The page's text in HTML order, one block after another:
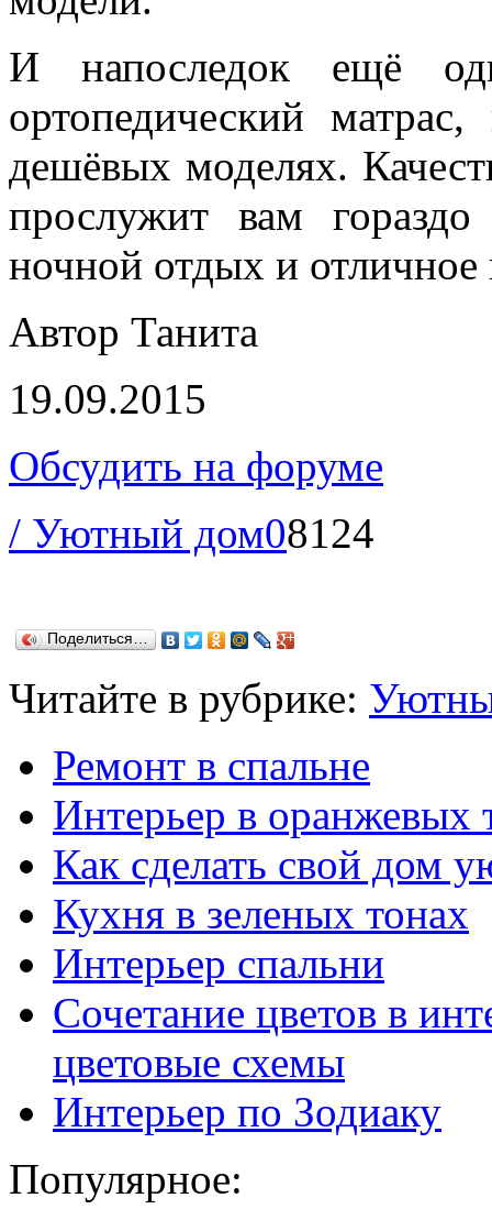
И напоследок ещё
ортопедический
дешёвых моделях.
прослужит вам
ночной отдых и отличное
Автор Танита
19.09.2015
Обсудить на форуме
/ Уютный дом08124
Поделиться…
Читайте в рубрике:
Ремонт в спальне
Интерьер в оранжевых
Как сделать свой дом
Кухня в зеленых тонах
Интерьер спальни
Сочетание цветов в
цветовые схемы
Интерьер по Зодиаку
Популярное: